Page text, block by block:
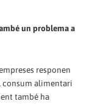
un problema a
responen
consum alimentari
també ha